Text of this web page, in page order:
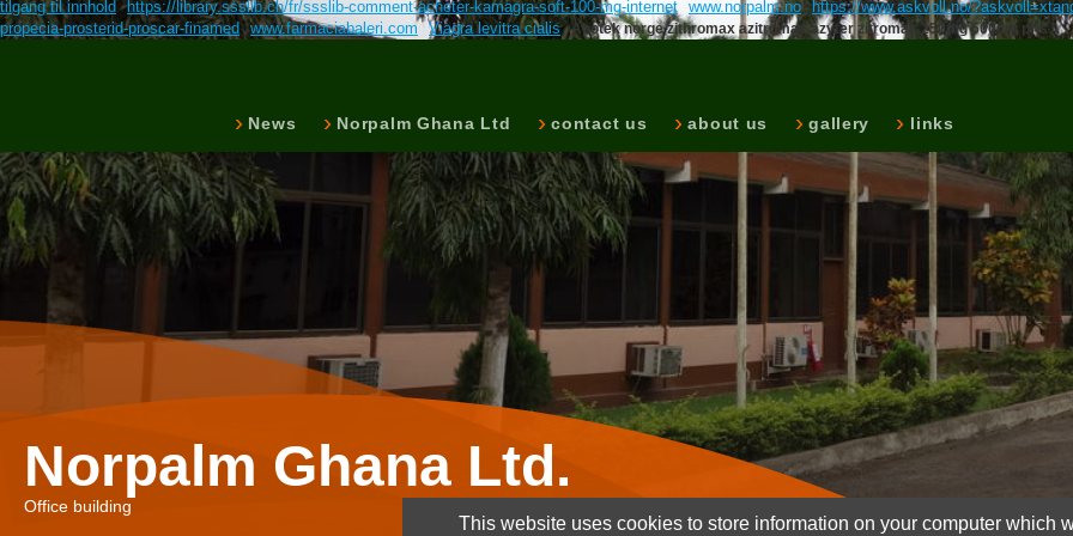
tilgang til innhold https://library.ssslib.ch/fr/ssslib-comment-acheter-kamagra-soft-100-mg-internet www.norpalm.no https://www.askvoll.no/
propecia-prosterid-proscar-finamed
www.farmaciabaleri.com Viagra levitra cialis Apotek norge zithromax azitromax azyter zitromax 250mg 500mg pris
News Norpalm Ghana Ltd contact us about us gallery links
Norpalm Ghana Ltd.
Office building
This website uses cookies to store information on your computer which